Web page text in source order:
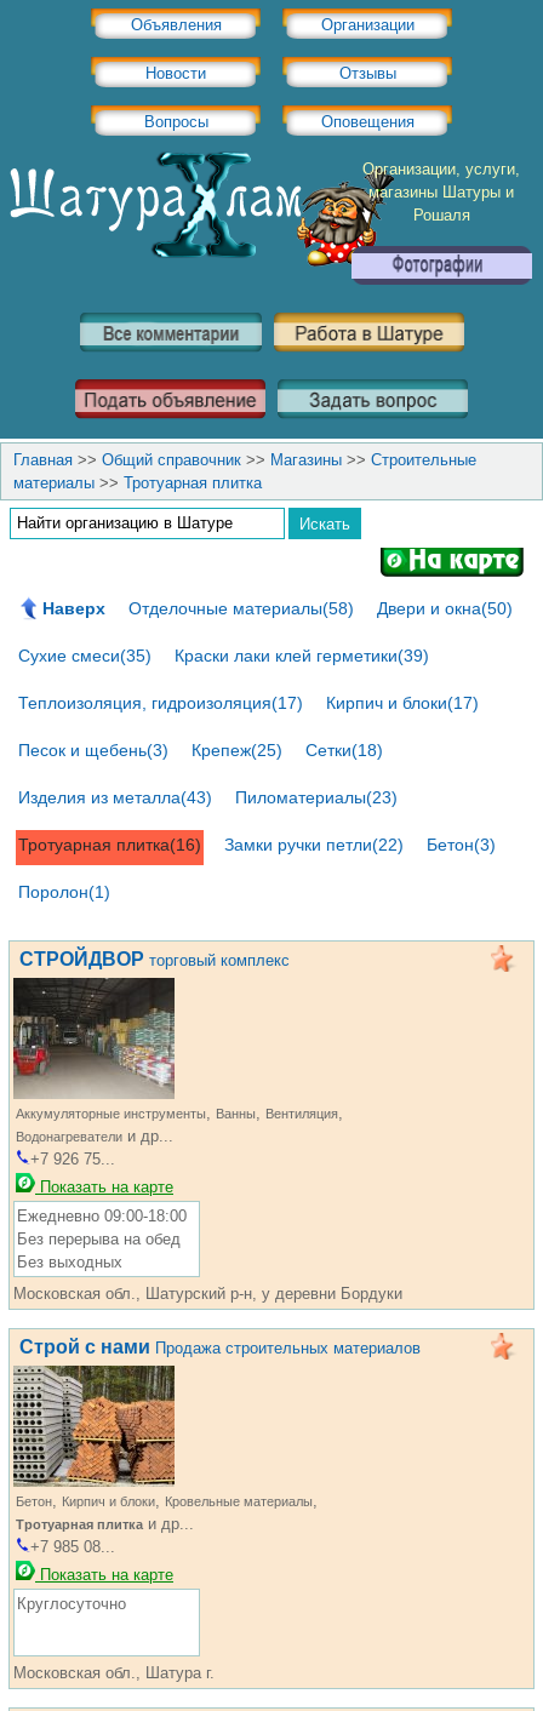
Объявления Организации
Новости Отзывы
Вопросы Оповещения
Организации, услуги,
магазины Шатуры и
Рошаля
Главная >> Общий справочник >> Магазины >> Строительные
материалы >> Тротуарная плитка
Наверх Отделочные материалы(58) Двери и окна(50)
Сухие смеси(35) Краски лаки клей герметики(39)
Теплоизоляция, гидроизоляция(17) Кирпич и блоки(17)
Песок и щебень(3) Крепеж(25) Сетки(18)
Изделия из металла(43) Пиломатериалы(23)
Тротуарная плитка(16) Замки ручки петли(22) Бетон(3)
Поролон(1)
СТРОЙДВОР торговый комплекс
Аккумуляторные инструменты, Ванны, Вентиляция,
Водонагреватели и др...
+7 926 75...
Показать на карте
Ежедневно 09:00-18:00
Без перерыва на обед
Без выходных
Московская обл., Шатурский р-н, у деревни Бордуки
Строй с нами Продажа строительных материалов
Бетон, Кирпич и блоки, Кровельные материалы,
Тротуарная плиткаи др...
+7 985 08...
Показать на карте
Круглосуточно
Московская обл., Шатура г.